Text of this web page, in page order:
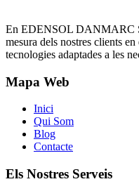
En EDENSOL DANMARC
mesura dels nostres clients
tecnologies adaptades a les
Mapa Web
Inici
Qui Som
Blog
Contacte
Els Nostres Serveis